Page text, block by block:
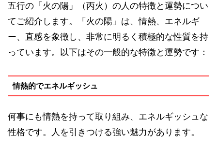
五行の「火の陽」（丙火）の人の特徴と運勢につい
てご紹介します。「火の陽」は、情熱、エネルギ
ー、直感を象徴し、非常に明るく積極的な性質を持
っています。以下はその一般的な特徴と運勢です：
情熱的でエネルギッシュ
何事にも情熱を持って取り組み、エネルギッシュな
性格です。人を引きつける強い魅力があります。